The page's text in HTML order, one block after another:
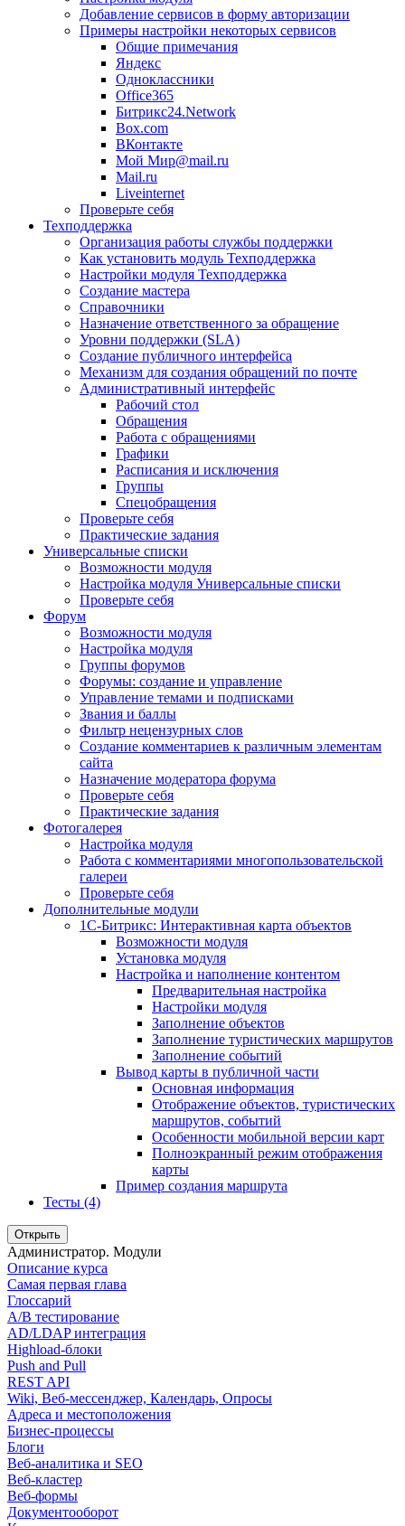
Добавление сервисов в форму авторизации
Примеры настройки некоторых сервисов
Общие примечания
Яндекс
Одноклассники
Office365
Битрикс24.Network
Box.com
ВКонтакте
Мой Мир@mail.ru
Mail.ru
Liveinternet
Проверьте себя
Техподдержка
Организация работы службы поддержки
Как установить модуль Техподдержка
Настройки модуля Техподдержка
Создание мастера
Справочники
Назначение ответственного за обращение
Уровни поддержки (SLA)
Создание публичного интерфейса
Механизм для создания обращений по почте
Административный интерфейс
Рабочий стол
Обращения
Работа с обращениями
Графики
Расписания и исключения
Группы
Спецобращения
Проверьте себя
Практические задания
Универсальные списки
Возможности модуля
Настройка модуля Универсальные списки
Проверьте себя
Форум
Возможности модуля
Настройка модуля
Группы форумов
Форумы: создание и управление
Управление темами и подписками
Звания и баллы
Фильтр нецензурных слов
Создание комментариев к различным элементам
сайта
Назначение модератора форума
Проверьте себя
Практические задания
Фотогалерея
Настройка модуля
Работа с комментариями многопользовательской
галереи
Проверьте себя
Дополнительные модули
1С-Битрикс: Интерактивная карта объектов
Возможности модуля
Установка модуля
Настройка и наполнение контентом
Предварительная настройка
Настройки модуля
Заполнение объектов
Заполнение туристических маршрутов
Заполнение событий
Вывод карты в публичной части
Основная информация
Отображение объектов, туристических
маршрутов, событий
Особенности мобильной версии карт
Полноэкранный режим отображения
карты
Пример создания маршрута
Тесты (4)
Открыть
Администратор. Модули
Описание курса
Самая первая глава
Глоссарий
A/B тестирование
AD/LDAP интеграция
Highload-блоки
Push and Pull
REST API
Wiki, Веб-мессенджер, Календарь, Опросы
Адреса и местоположения
Бизнес-процессы
Блоги
Веб-аналитика и SEO
Веб-кластер
Веб-формы
Документооборот